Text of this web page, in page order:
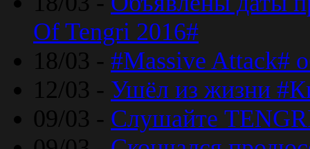
Of Tengri 2016#
18/03 - #Massive Attack#
12/03 - Ушёл из жизни
09/03 - Слушайте